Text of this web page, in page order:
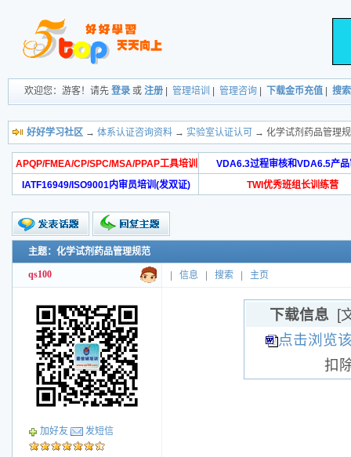
欢迎您：游客！请先 登录 或 注册 管理培训 管理咨询 下载金币充值 搜索
好好学习社区 → 体系认证咨询资料 → 实验室认证认可 → 化学试剂药品管理
APQP/FMEA/CP/SPC/MSA/PPAP工具培训
VDA6.3过程审核和VDA6.5产品
IATF16949/ISO9001内审员培训(发双证)
TWI优秀班组长训练营
主题：化学试剂药品管理规范
qs100 信息 搜索 主页
加好友 发短信
下载信息 [
点击浏览
扣